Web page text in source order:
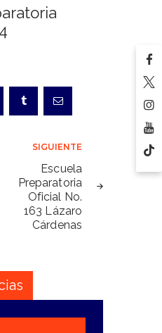
SIGUIENTE
Escuela
Preparatoria
Oficial No.
163 Lázaro
Cárdenas